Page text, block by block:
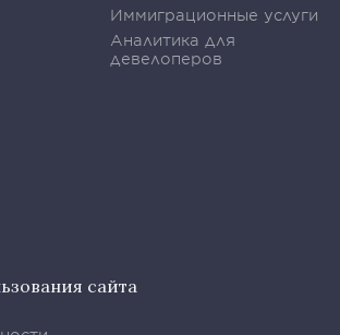
Иммиграционные услуги
Аналитика для
девелоперов
сайта